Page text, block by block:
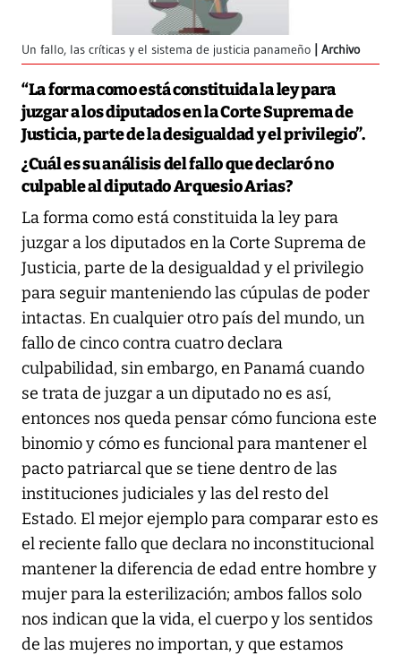
Un fallo, las críticas y el sistema de justicia panameño Archivo
“La forma como está constituida la ley para
juzgar a los diputados en la Corte Suprema de
Justicia, parte de la desigualdad y el privilegio”.
¿Cuál es su análisis del fallo que declaró no
culpable al diputado Arquesio Arias?
La forma como está constituida la ley para
juzgar a los diputados en la Corte Suprema de
Justicia, parte de la desigualdad y el privilegio
para seguir manteniendo las cúpulas de poder
intactas. En cualquier otro país del mundo, un
fallo de cinco contra cuatro declara
culpabilidad, sin embargo, en Panamá cuando
se trata de juzgar a un diputado no es así,
entonces nos queda pensar cómo funciona este
binomio y cómo es funcional para mantener el
pacto patriarcal que se tiene dentro de las
instituciones judiciales y las del resto del
Estado. El mejor ejemplo para comparar esto es
el reciente fallo que declara no inconstitucional
mantener la diferencia de edad entre hombre y
mujer para la esterilización; ambos fallos solo
nos indican que la vida, el cuerpo y los sentidos
de las mujeres no importan, y que estamos